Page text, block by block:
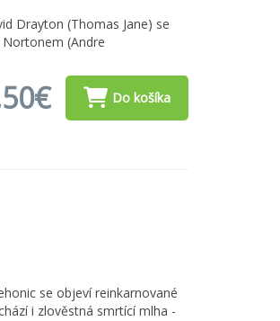
Drayton (Thomas Jane) se
(Andre
Do košíka
se objeví reinkarnované
i zlověstná smrtící mlha -